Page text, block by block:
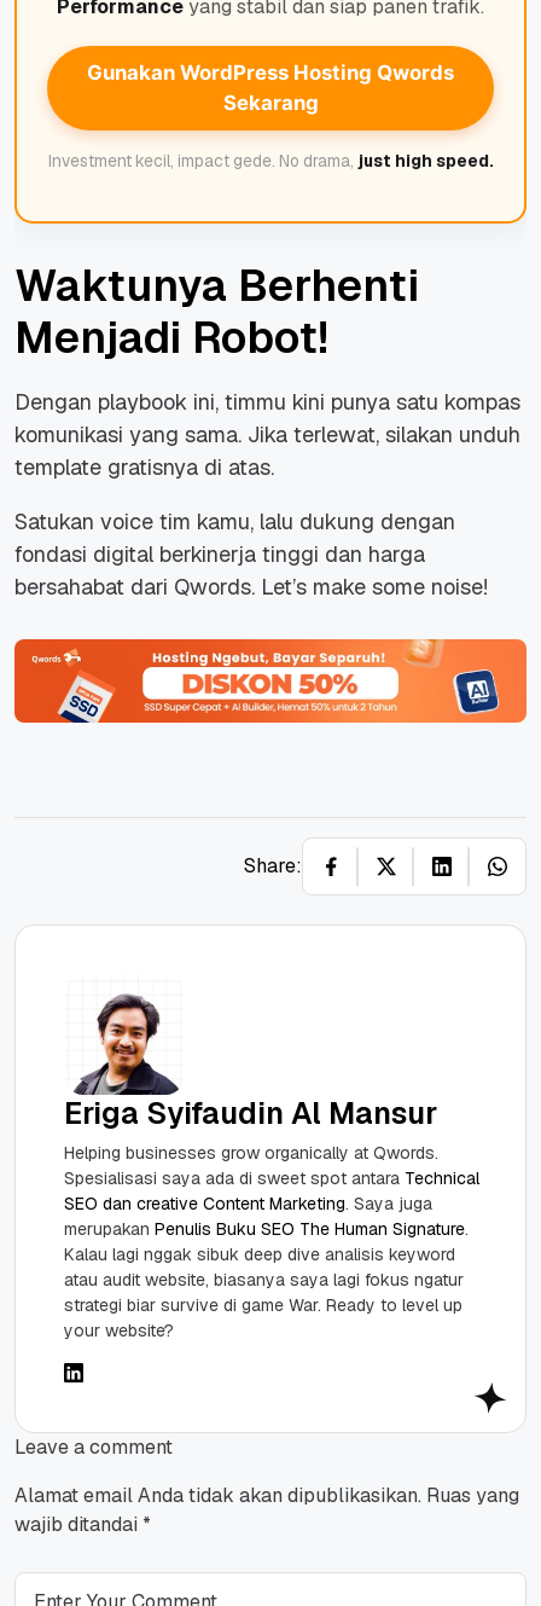
Performance yang stabil dan siap panen trafik.
Gunakan WordPress Hosting Qwords
Sekarang
Investment kecil, impact gede. No drama, just high speed.
Waktunya Berhenti
Menjadi Robot!
Dengan playbook ini, timmu kini punya satu kompas
komunikasi yang sama. Jika terlewat, silakan unduh
template gratisnya di atas.
Satukan voice tim kamu, lalu dukung dengan
fondasi digital berkinerja tinggi dan harga
bersahabat dari Qwords. Let’s make some noise!
Share:
Eriga Syifaudin Al Mansur
Helping businesses grow organically at Qwords.
Spesialisasi saya ada di sweet spot antara Technical
SEO dan creative Content Marketing. Saya juga
merupakan Penulis Buku SEO The Human Signature.
Kalau lagi nggak sibuk deep dive analisis keyword
atau audit website, biasanya saya lagi fokus ngatur
strategi biar survive di game War. Ready to level up
your website?
Leave a comment
Alamat email Anda tidak akan dipublikasikan. Ruas yang
wajib ditandai *